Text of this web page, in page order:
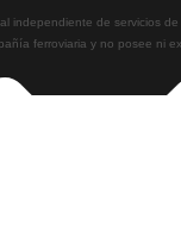
Tren De Lisboa A Braga
Tren De Braga A Lisboa
independiente de servicios
ferroviaria y no posee ni